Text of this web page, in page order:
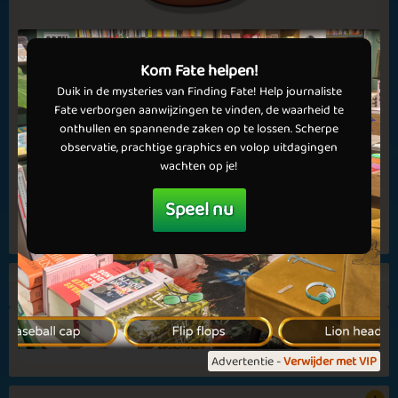
Matching Symbols Christmas Time
Autumn Delight Summer Vibes
Goodbye April First Month
Nieuwe boeken in Mahjong 3
We hebben zojuist weer drie nieuwe boeken uitgegeven in
Mahjong 3. Een in iedere moeilijkheidsgraad, dus voor ieder
wat wils. Weet jij alle levels te voltooien met 3 sterren? Veel
plezier met Mahjong 3!
415 4.3
Advertentie -Verwijder met VIP
Kom Fate helpen!
Duik in de mysteries van Finding Fate! Help journaliste
Fate verborgen aanwijzingen te vinden, de waarheid te
onthullen en spannende zaken op te lossen. Scherpe
observatie, prachtige graphics en volop uitdagingen
wachten op je!
Speel nu
✅ Geen advertenties